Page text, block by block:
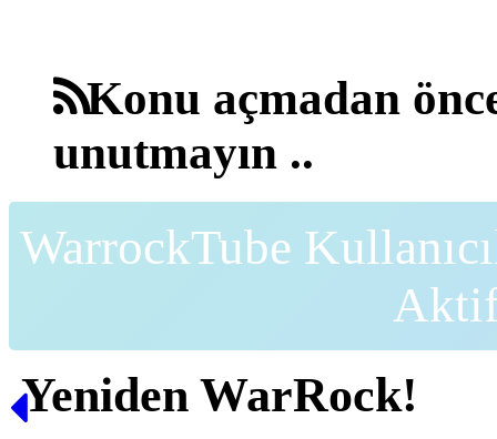
Konu açmadan
unutmayın ..
WarrockTube
Yeniden WarRock!